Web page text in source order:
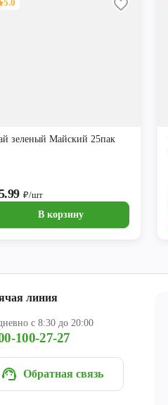
5.0
зеленый Майский 25пак
₽/шт
В корзину
линия
с 8:30 до 20:00
100-27-27
Обратная связь